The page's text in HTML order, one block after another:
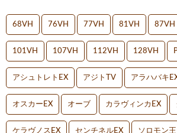
68VH 76VH 77VH 81VH 87VH
101VH 107VH 112VH 128VH
アシュトレトEX アジトTV アラハバキ
オスカーEX オーブ カラヴィンカEX
ケラヴノスEX センチネルEX ソロモン